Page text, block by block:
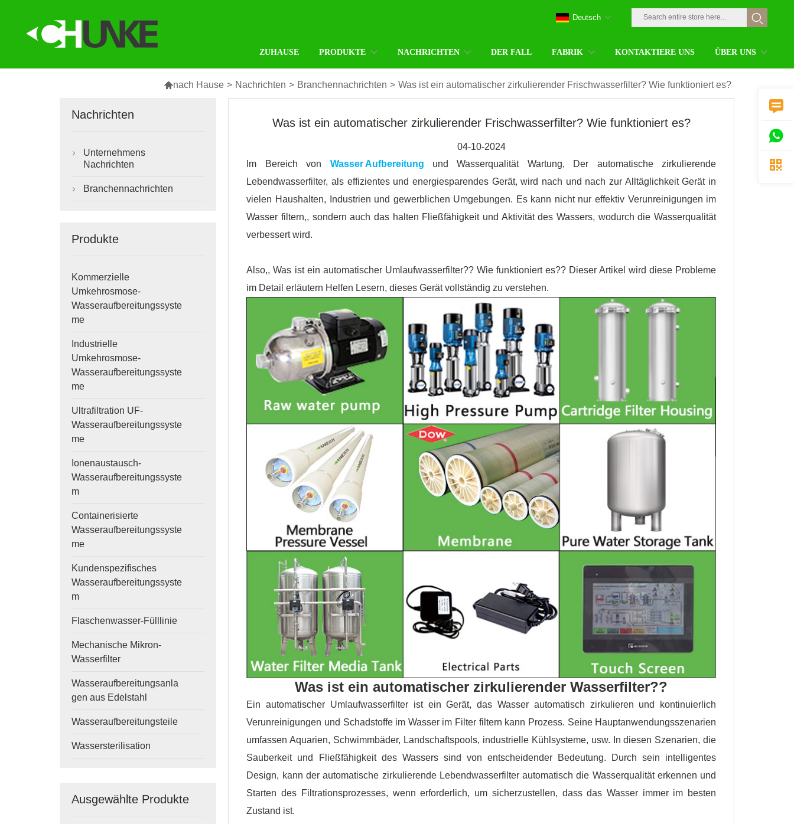
ZUHAUSE PRODUKTE NACHRICHTEN DER FALL FABRIK KONTAKTIERE UNS ÜBER UNS
Deutsch
nach Hause > Nachrichten > Branchennachrichten > Was ist ein automatischer zirkulierender Frischwasserfilter? Wie funktioniert es?
Nachrichten

Unternehmens
Nachrichten
 Branchennachrichten
Produkte
Kommerzielle
Umkehrosmose-
Wasseraufbereitungssyste
me
Industrielle
Umkehrosmose-
Wasseraufbereitungssyste
me
Ultrafiltration UF-
Wasseraufbereitungssyste
me
Ionenaustausch-
Wasseraufbereitungssyste
m
Containerisierte
Wasseraufbereitungssyste
me
Kundenspezifisches
Wasseraufbereitungssyste
m
Flaschenwasser-Fülllinie
Mechanische Mikron-
Wasserfilter
Wasseraufbereitungsanla
gen aus Edelstahl
Wasseraufbereitungsteile
Wassersterilisation
Ausgewählte Produkte
Was ist ein automatischer zirkulierender Frischwasserfilter? Wie funktioniert es?
04-10-2024
Im Bereich von Wasser Aufbereitung und Wasserqualität Wartung, Der automatische zirkulierende
Lebendwasserfilter, als effizientes und energiesparendes Gerät, wird nach und nach zur Alltäglichkeit Gerät in
vielen Haushalten, Industrien und gewerblichen Umgebungen. Es kann nicht nur effektiv Verunreinigungen im
Wasser filtern,, sondern auch das halten Fließfähigkeit und Aktivität des Wassers, wodurch die Wasserqualität
verbessert wird.
Also,, Was ist ein automatischer Umlaufwasserfilter?? Wie funktioniert es?? Dieser Artikel wird diese Probleme
im Detail erläutern Helfen Lesern, dieses Gerät vollständig zu verstehen.
Was ist ein automatischer zirkulierender Wasserfilter??
Ein automatischer Umlaufwasserfilter ist ein Gerät, das Wasser automatisch zirkulieren und kontinuierlich
Verunreinigungen und Schadstoffe im Wasser im Filter filtern kann Prozess. Seine Hauptanwendungsszenarien
umfassen Aquarien, Schwimmbäder, Landschaftspools, industrielle Kühlsysteme, usw. In diesen Szenarien, die
Sauberkeit und Fließfähigkeit des Wassers sind von entscheidender Bedeutung. Durch sein intelligentes
Design, kann der automatische zirkulierende Lebendwasserfilter automatisch die Wasserqualität erkennen und
Starten des Filtrationsprozesses, wenn erforderlich, um sicherzustellen, dass das Wasser immer im besten
Zustand ist.


